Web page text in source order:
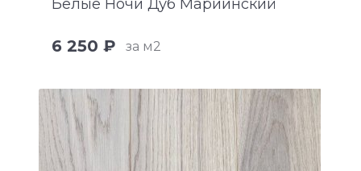
Белые Ночи Дуб Мариинский
6 250 ₽ за м2